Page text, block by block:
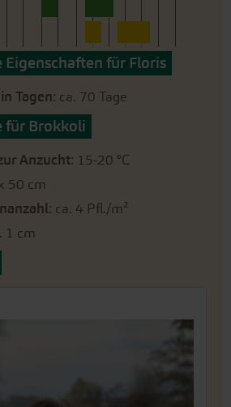
für Floris
Tagen: ca. 70 Tage
für Brokkoli
Anzucht: 15-20 °C
50 cm
: ca. 4 Pfl./m²
1 cm